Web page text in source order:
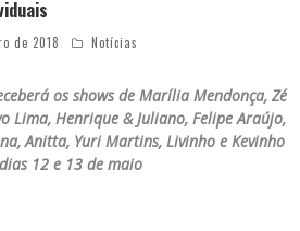
de 2018 Notícias
os shows de Marília Mendonça, Zé
Lima, Henrique & Juliano, Felipe Araújo,
Anitta, Yuri Martins, Livinho e Kevinho
12 e 13 de maio